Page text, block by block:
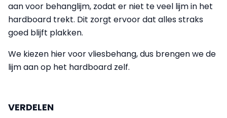
aan voor behanglijm, zodat er niet te veel lijm in het
hardboard trekt. Dit zorgt ervoor dat alles straks
goed blijft plakken.
We kiezen hier voor vliesbehang, dus brengen we de
lijm aan op het hardboard zelf.
VERDELEN